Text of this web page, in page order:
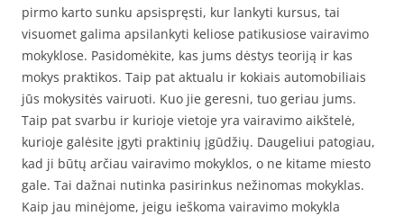
pirmo karto sunku apsispręsti, kur lankyti kursus, tai
visuomet galima apsilankyti keliose patikusiose vairavimo
mokyklose. Pasidomėkite, kas jums dėstys teoriją ir kas
mokys praktikos. Taip pat aktualu ir kokiais automobiliais
jūs mokysitės vairuoti. Kuo jie geresni, tuo geriau jums.
Taip pat svarbu ir kurioje vietoje yra vairavimo aikštelė,
kurioje galėsite įgyti praktinių įgūdžių. Daugeliui patogiau,
kad ji būtų arčiau vairavimo mokyklos, o ne kitame miesto
gale. Tai dažnai nutinka pasirinkus nežinomas mokyklas.
Kaip jau minėjome, jeigu ieškoma vairavimo mokykla